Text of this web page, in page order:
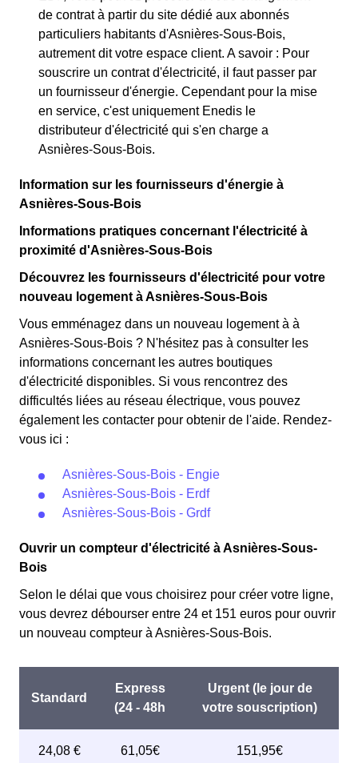
de contrat à partir du site dédié aux abonnés
particuliers habitants d'Asnières-Sous-Bois,
autrement dit votre espace client. A savoir : Pour
souscrire un contrat d'électricité, il faut passer par
un fournisseur d'énergie. Cependant pour la mise
en service, c'est uniquement Enedis le
distributeur d'électricité qui s'en charge a
Asnières-Sous-Bois.
Information sur les fournisseurs d'énergie à
Asnières-Sous-Bois
Informations pratiques concernant l'électricité à
proximité d'Asnières-Sous-Bois
Découvrez les fournisseurs d'électricité pour votre
nouveau logement à Asnières-Sous-Bois
Vous emménagez dans un nouveau logement à à
Asnières-Sous-Bois ? N'hésitez pas à consulter les
informations concernant les autres boutiques
d'électricité disponibles. Si vous rencontrez des
difficultés liées au réseau électrique, vous pouvez
également les contacter pour obtenir de l'aide. Rendez-
vous ici :
Asnières-Sous-Bois - Engie
Asnières-Sous-Bois - Erdf
Asnières-Sous-Bois - Grdf
Ouvrir un compteur d'électricité à Asnières-Sous-
Bois
Selon le délai que vous choisirez pour créer votre ligne,
vous devrez débourser entre 24 et 151 euros pour ouvrir
un nouveau compteur à Asnières-Sous-Bois.